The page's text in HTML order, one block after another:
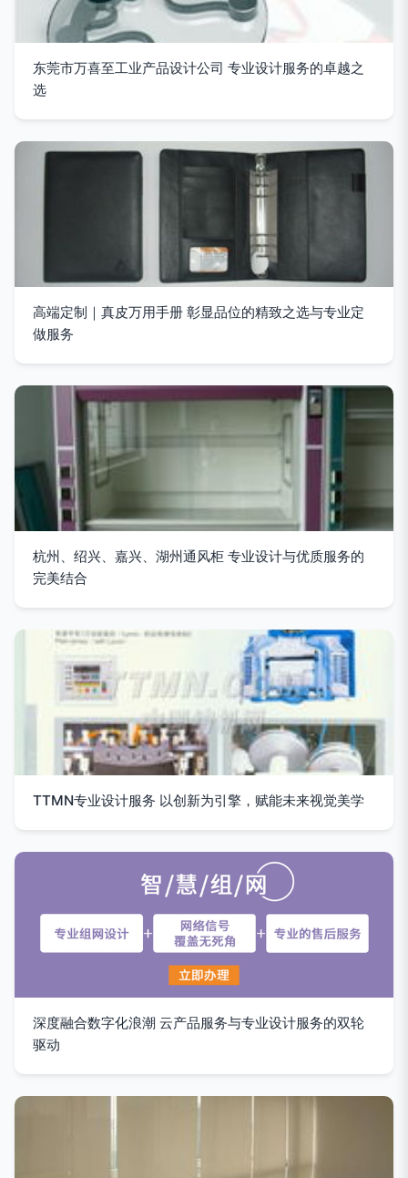
东莞市万喜至工业产品设计公司 专业设计服务的卓越之
选
高端定制｜真皮万用手册 彰显品位的精致之选与专业定
做服务
杭州、绍兴、嘉兴、湖州通风柜 专业设计与优质服务的
完美结合
TTMN专业设计服务 以创新为引擎，赋能未来视觉美学
深度融合数字化浪潮 云产品服务与专业设计服务的双轮
驱动